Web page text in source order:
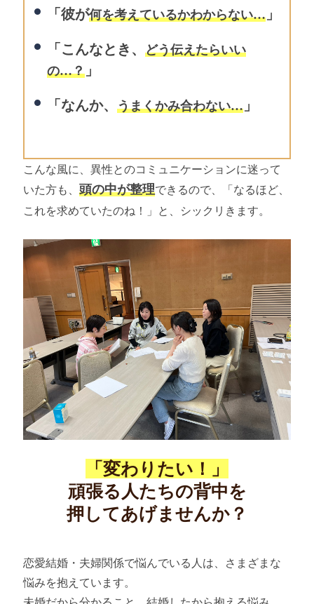
「彼が何を考えているかわからない…」
「こんなとき、 どう伝えたらいい
の…？」
「なんか、 うまくかみ合わない…」
こんな風に、異性とのコミュニケーションに迷って
いた方も、 頭の中が整理できるので、「なるほど、
これを求めていたのね！」と、シックリきます。
「変わりたい！」
頑張る人たちの背中を
押してあげませんか？
恋愛結婚・夫婦関係で悩んでいる人は、さまざまな
悩みを抱えています。